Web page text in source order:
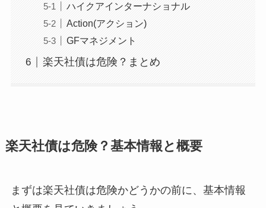
ハイクアインターナショナル
Action(アクション)
GFマネジメント
楽天社債は危険？まとめ
楽天社債は危険？基本情報と概要
まずは楽天社債は危険かどうかの前に、基本情報